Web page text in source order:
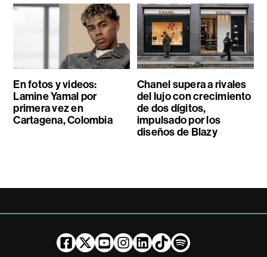
En fotos y videos:
Lamine Yamal por
primera vez en
Cartagena, Colombia
Chanel supera a rivales
del lujo con crecimiento
de dos dígitos,
impulsado por los
diseños de Blazy